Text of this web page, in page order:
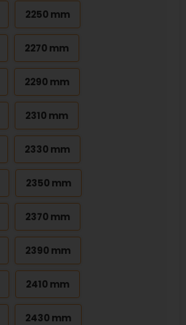
2250 mm
2270 mm
2290 mm
2310 mm
2330 mm
2350 mm
2370 mm
2390 mm
2410 mm
2430 mm